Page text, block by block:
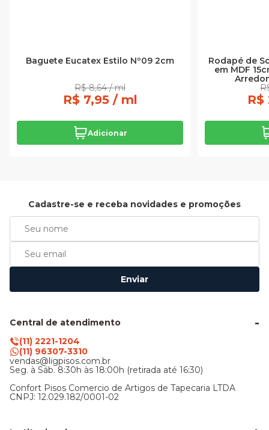
Baguete Eucatex Estilo Nº09 2cm
R$ 8,64 / ml
R$ 7,95 / ml
Adicionar
Rodapé de
em MDF
R$
Cadastre-se e receba novidades e promoções
Enviar
Central de atendimento
(11) 2221-1204
(11) 96307-3310
vendas@ligpisos.com.br
Seg. à Sáb. 8:30h às 18:00h (retirada até 16:30)
Confort Pisos Comercio de Artigos de Tapecaria LTDA
CNPJ: 12.029.182/0001-02